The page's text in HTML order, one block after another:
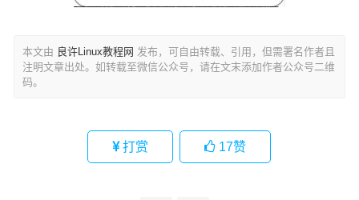
本文由 良许Linux教程网 发布，可自由转载、引用，但需署名作者且
注明文章出处。如转载至微信公众号，请在文末添加作者公众号二维
码。
打赏 17赞